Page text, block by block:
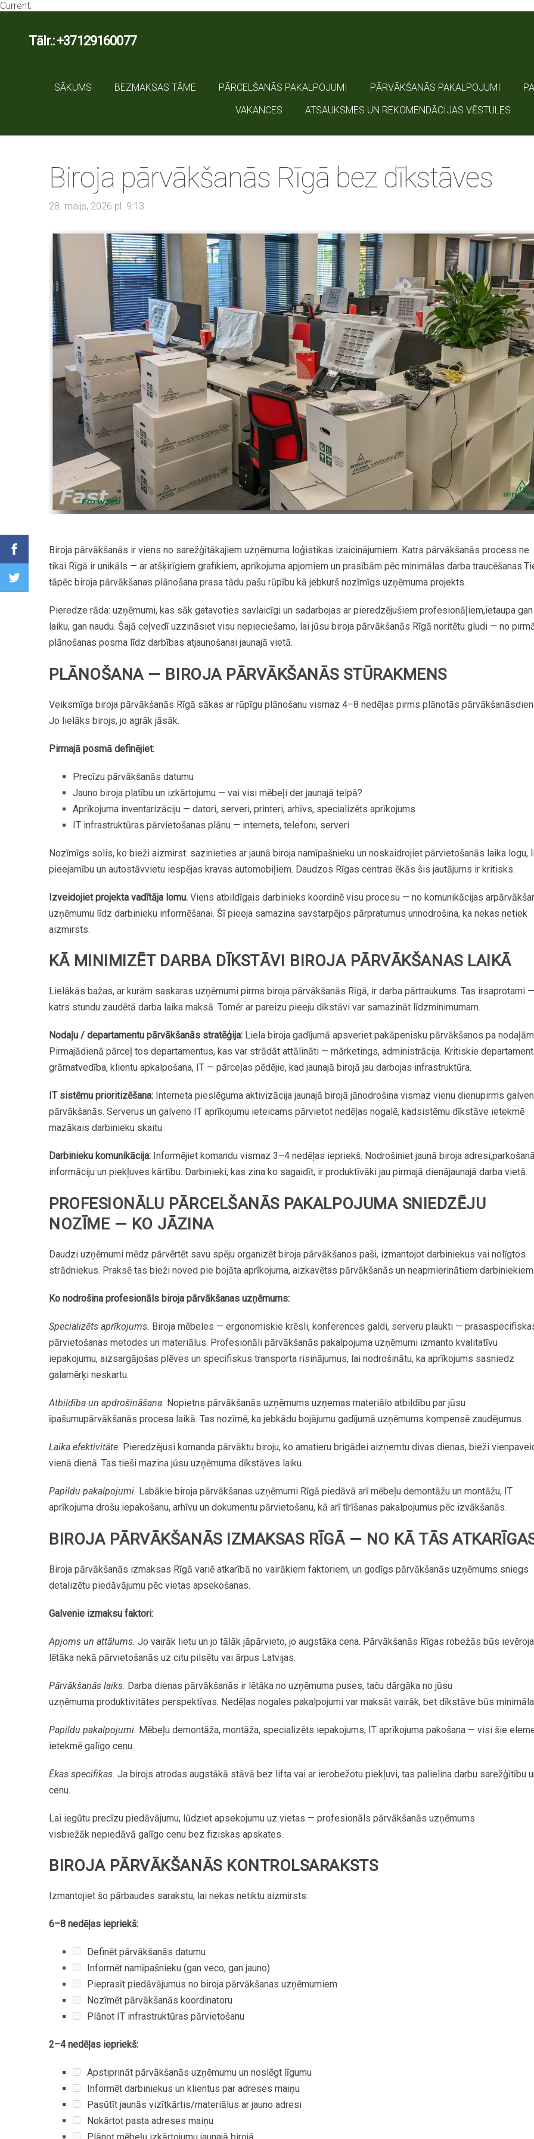
Current:
Tālr.: +37129160077
SĀKUMS BEZMAKSAS TĀME PĀRCELŠANĀS PAKALPOJUMI PĀRVĀKŠANĀS PAKALPOJUMI
VAKANCES
ATSAUKSMES UN REKOMENDĀCIJAS VĒSTULES
Biroja pārvākšanās Rīgā bez dīkstāves
28. maijs, 2026 pl. 9:13
Biroja pārvākšanās ir viens no sarežģītākajiem uzņēmuma loģistikas izaicinājumiem. Katrs pārvākšanās process ne
tikai Rīgā ir unikāls — ar atšķirīgiem grafikiem, aprīkojuma apjomiem un prasībām pēc minimālas darba traucēšanas.
tāpēc biroja pārvākšanas plānošana prasa tādu pašu rūpību kā jebkurš nozīmīgs uzņēmuma projekts.
Pieredze rāda: uzņēmumi, kas sāk gatavoties savlaicīgi un sadarbojas ar pieredzējušiem profesionāļiem,ietaupa gan
laiku, gan naudu. Šajā ceļvedī uzzināsiet visu nepieciešamo, lai jūsu biroja pārvākšanās Rīgā noritētu gludi — no
plānošanas posma līdz darbības atjaunošanai jaunajā vietā.
PLĀNOŠANA — BIROJA PĀRVĀKŠANĀS STŪRAKMENS
Veiksmīga biroja pārvākšanās Rīgā sākas ar rūpīgu plānošanu vismaz 4–8 nedēļas pirms plānotās pārvākšanās
Jo lielāks birojs, jo agrāk jāsāk.
Pirmajā posmā definējiet:
Precīzu pārvākšanās datumu
Jauno biroja platību un izkārtojumu — vai visi mēbeļi der jaunajā telpā?
Aprīkojuma inventarizāciju — datori, serveri, printeri, arhīvs, specializēts aprīkojums
IT infrastruktūras pārvietošanas plānu — internets, telefoni, serveri
Nozīmīgs solis, ko bieži aizmirst: sazinieties ar jaunā biroja namīpašnieku un noskaidrojiet pārvietošanās laika logu,
pieejamību un autostāvvietu iespējas kravas automobiļiem. Daudzos Rīgas centras ēkās šis jautājums ir kritisks.
Izveidojiet projekta vadītāja lomu. Viens atbildīgais darbinieks koordinē visu procesu — no komunikācijas ar
uzņēmumu līdz darbinieku informēšanai. Šī pieeja samazina savstarpējos pārpratumus unnodrošina, ka nekas netiek
aizmirsts.
KĀ MINIMIZĒT DARBA DĪKSTĀVI BIROJA PĀRVĀKŠANAS LAIKĀ
Lielākās bažas, ar kurām saskaras uzņēmumi pirms biroja pārvākšanās Rīgā, ir darba pārtraukums. Tas irsaprotami —
katrs stundu zaudētā darba laika maksā. Tomēr ar pareizu pieeju dīkstāvi var samazināt līdzminimumam.
Nodaļu / departamentu pārvākšanās stratēģija: Liela biroja gadījumā apsveriet pakāpenisku pārvākšanos pa
Pirmajādienā pārceļ tos departamentus, kas var strādāt attālināti — mārketings, administrācija. Kritiskie
grāmatvedība, klientu apkalpošana, IT — pārceļas pēdējie, kad jaunajā birojā jau darbojas infrastruktūra.
IT sistēmu prioritizēšana: Interneta pieslēguma aktivizācija jaunajā birojā jānodrošina vismaz vienu dienupirms
pārvākšanās. Serverus un galveno IT aprīkojumu ieteicams pārvietot nedēļas nogalē, kadsistēmu dīkstāve ietekmē
mazākais darbinieku skaitu.
Darbinieku komunikācija: Informējiet komandu vismaz 3–4 nedēļas iepriekš. Nodrošiniet jaunā biroja adresi,
informāciju un piekļuves kārtību. Darbinieki, kas zina ko sagaidīt, ir produktīvāki jau pirmajā dienājaunajā darba vietā.
PROFESIONĀLU PĀRCELŠANĀS PAKALPOJUMA SNIEDZĒJU
NOZĪME — KO JĀZINA
Daudzi uzņēmumi mēdz pārvērtēt savu spēju organizēt biroja pārvākšanos paši, izmantojot darbiniekus vai nolīgtos
strādniekus. Praksē tas bieži noved pie bojāta aprīkojuma, aizkavētas pārvākšanās un neapmierinātiem
Ko nodrošina profesionāls biroja pārvākšanas uzņēmums:
Specializēts aprīkojums. Biroja mēbeles — ergonomiskie krēsli, konferences galdi, serveru plaukti — prasa
pārvietošanas metodes un materiālus. Profesionāli pārvākšanās pakalpojuma uzņēmumi izmanto kvalitatīvu
iepakojumu, aizsargājošas plēves un specifiskus transporta risinājumus, lai nodrošinātu, ka aprīkojums sasniedz
galamērķi neskartu.
Atbildība un apdrošināšana. Nopietns pārvākšanās uzņēmums uzņemas materiālo atbildību par jūsu
īpašumupārvākšanās procesa laikā. Tas nozīmē, ka jebkādu bojājumu gadījumā uzņēmums kompensē zaudējumus.
Laika efektivitāte. Pieredzējusi komanda pārvāktu biroju, ko amatieru brigādei aizņemtu divas dienas, bieži vien
vienā dienā. Tas tieši mazina jūsu uzņēmuma dīkstāves laiku.
Papildu pakalpojumi. Labākie biroja pārvākšanas uzņēmumi Rīgā piedāvā arī mēbeļu demontāžu un montāžu, IT
aprīkojuma drošu iepakošanu, arhīvu un dokumentu pārvietošanu, kā arī tīrīšanas pakalpojumus pēc izvākšanās.
BIROJA PĀRVĀKŠANĀS IZMAKSAS RĪGĀ — NO KĀ TĀS
Biroja pārvākšanās izmaksas Rīgā variē atkarībā no vairākiem faktoriem, un godīgs pārvākšanās uzņēmums sniegs
detalizētu piedāvājumu pēc vietas apsekošanas.
Galvenie izmaksu faktori:
Apjoms un attālums. Jo vairāk lietu un jo tālāk jāpārvieto, jo augstāka cena. Pārvākšanās Rīgas robežās būs
lētāka nekā pārvietošanās uz citu pilsētu vai ārpus Latvijas.
Pārvākšanās laiks. Darba dienas pārvākšanās ir lētāka no uzņēmuma puses, taču dārgāka no jūsu
uzņēmuma produktivitātes perspektīvas. Nedēļas nogales pakalpojumi var maksāt vairāk, bet dīkstāve būs
Papildu pakalpojumi. Mēbeļu demontāža, montāža, specializēts iepakojums, IT aprīkojuma pakošana — visi šie
ietekmē galīgo cenu.
Ēkas specifikas. Ja birojs atrodas augstākā stāvā bez lifta vai ar ierobežotu piekļuvi, tas palielina darbu sarežģītību
cenu.
Lai iegūtu precīzu piedāvājumu, lūdziet apsekojumu uz vietas — profesionāls pārvākšanās uzņēmums
visbiežāk nepiedāvā galīgo cenu bez fiziskas apskates.
BIROJA PĀRVĀKŠANĀS KONTROLSARAKSTS
Izmantojiet šo pārbaudes sarakstu, lai nekas netiktu aizmirsts:
6–8 nedēļas iepriekš:
Definēt pārvākšanās datumu
Informēt namīpašnieku (gan veco, gan jauno)
Pieprasīt piedāvājumus no biroja pārvākšanas uzņēmumiem
Nozīmēt pārvākšanās koordinatoru
Plānot IT infrastruktūras pārvietošanu
2–4 nedēļas iepriekš:
Apstiprināt pārvākšanās uzņēmumu un noslēgt līgumu
Informēt darbiniekus un klientus par adreses maiņu
Pasūtīt jaunās vizītkārtis/materiālus ar jauno adresi
Nokārtot pasta adreses maiņu